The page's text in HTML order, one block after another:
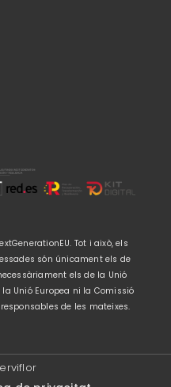
Tot i això, els
són únicament els de
els de la Unió
Unió Europea ni la Comissió
de les mateixes.